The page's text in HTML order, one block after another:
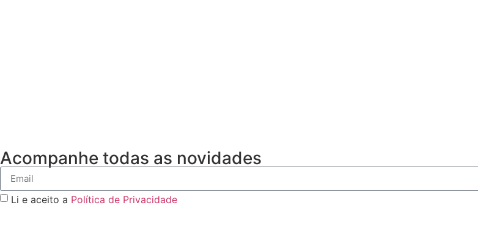
Acompanhe todas as novidades
Li e aceito a Política de Privacidade